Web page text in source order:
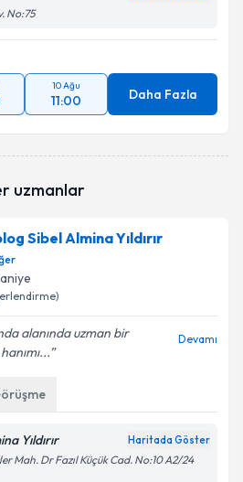
No:75
10 Ağu
11:00 Daha Fazla
uzmanlar
Sibel Almina Yıldırır
alanında uzman bir
Devamı
Yıldırır Haritada Göster
Mah. Dr Fazıl Küçük Cad. No:10 A2/24